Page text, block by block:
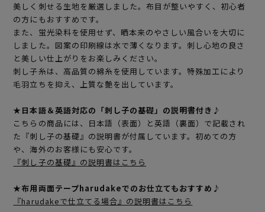
美しく刺せる生地を厳選しました。布目が整いやすく、初心者
の方にもおすすめです。
また、蛍光染料を使用せず、晒本来のやさしい風合いを大切に
しました。図案の印刷線は水で薄くなります。刺し心地の良さ
と美しい仕上がりをお楽しみください。
刺し子糸は、高品質の綿糸を使用しています。特殊加工により
毛羽立ちを抑え、上質な艶を出しています。
★日本語＆英語対応の「刺し子の基礎」の説明書付き♪
こちらの商品には、日本語（表面）と英語（裏面）で記載され
た『刺し子の基礎』の説明書が付属しています。初めての方
や、海外のお客様にも安心です。
『刺し子の基礎』の説明書はこちら
★布用両面テープharudakeでのお仕立てもおすすめ♪
『harudakeで仕立てる場合』の説明書はこちら